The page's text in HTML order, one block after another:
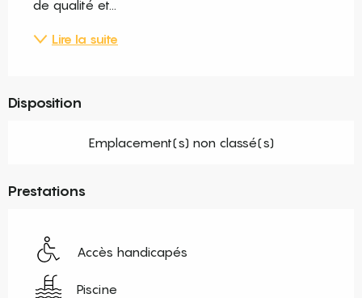
de qualité et...
Lire la suite
Disposition
Emplacement(s) non classé(s)
Prestations
Accès handicapés
Piscine